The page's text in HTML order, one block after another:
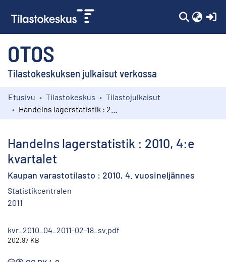
OTOS
Tilastokeskuksen julkaisut verkossa
Kokoelmat
Etusivu Tilastokeskus
Tilastojulkaisut
Handelns lagerstatistik : 2010, 4:e
kvartalet
Kaupan varastotilasto : 2010, 4. vuosineljännes
Statistikcentralen
2011
kvr_2010_04_2011-02-18_sv.pdf
202.97 KB